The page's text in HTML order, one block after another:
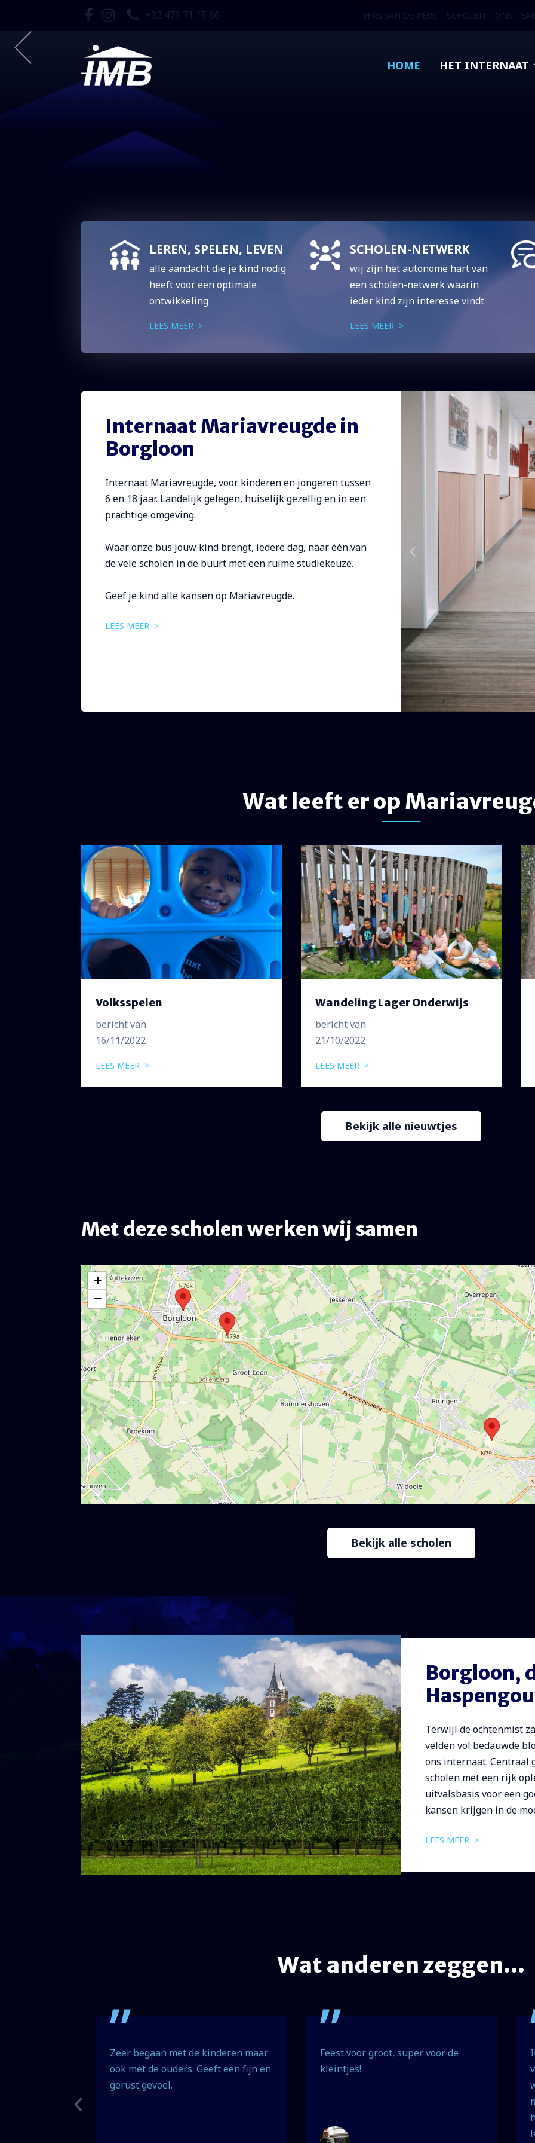
+32 476 71 15 66 VERS VAN DE PERS SCHOLEN ONS
HOME HET INTERNAAT
LEREN, SPELEN, LEVEN
alle aandacht die je kind nodig
heeft voor een optimale
ontwikkeling
LEES MEER >
SCHOLEN-NETWERK
wij zijn het autonome hart van
een scholen-netwerk waarin
ieder kind zijn interesse vindt
LEES MEER >
Internaat Mariavreugde in
Borgloon
Internaat Mariavreugde, voor kinderen en jongeren tussen
6 en 18 jaar. Landelijk gelegen, huiselijk gezellig en in een
prachtige omgeving.
Waar onze bus jouw kind brengt, iedere dag, naar één van
de vele scholen in de buurt met een ruime studiekeuze.
Geef je kind alle kansen op Mariavreugde.
LEES MEER >
Wat leeft er op
Volksspelen
bericht van
16/11/2022
LEES MEER >
Wandeling Lager Onderwijs
bericht van
21/10/2022
LEES MEER >
Bekijk alle nieuwtjes
Met deze scholen werken wij samen
Map
+
−
Bekijk alle scholen
Borgloon,
Terwijl de ochtenmist
velden vol bedauwde
ons internaat. Centraal
scholen met een rijk
uitvalsbasis voor een
kansen krijgen in de
LEES MEER >
Wat anderen zeggen...
Zeer begaan met de kinderen maar
ook met de ouders. Geeft een fijn en
gerust gevoel.
Feest voor groot, super voor de
kleintjes!